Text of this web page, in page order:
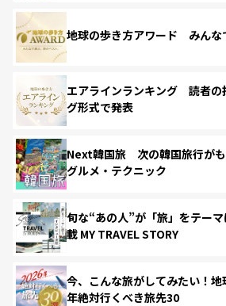
地球の歩き方アワード みんな
エアラインランキング 読者の
グ形式で発表
Next韓国旅 次の韓国旅行がも
グルメ・テクニック
旬な“あの人”が「旅」をテー
載 MY TRAVEL STORY
今、こんな旅がしてみたい！
年絶対行くべき旅先30